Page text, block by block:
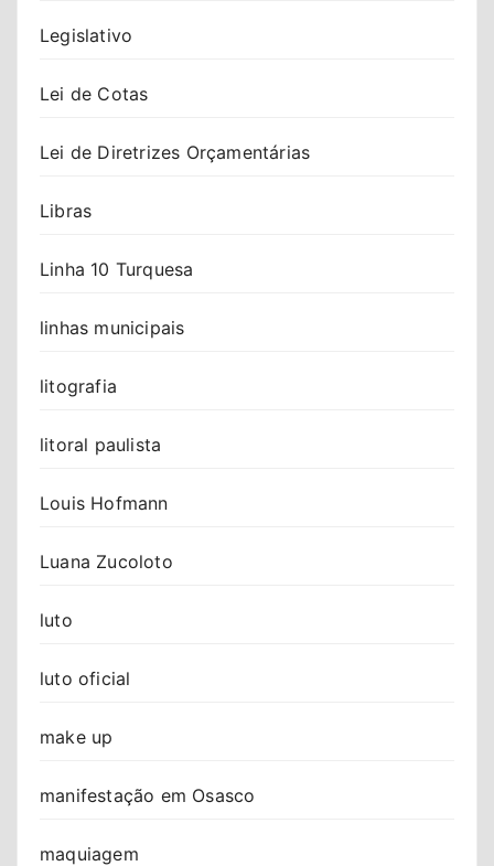
Legislativo
Lei de Cotas
Lei de Diretrizes Orçamentárias
Libras
Linha 10 Turquesa
linhas municipais
litografia
litoral paulista
Louis Hofmann
Luana Zucoloto
luto
luto oficial
make up
manifestação em Osasco
maquiagem